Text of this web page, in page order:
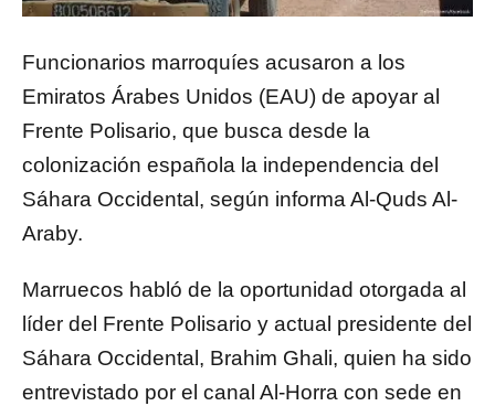
Funcionarios marroquíes acusaron a los
Emiratos Árabes Unidos (EAU) de apoyar al
Frente Polisario, que busca desde la
colonización española la independencia del
Sáhara Occidental, según informa Al-Quds Al-
Araby.
Marruecos habló de la oportunidad otorgada al
líder del Frente Polisario y actual presidente del
Sáhara Occidental, Brahim Ghali, quien ha sido
entrevistado por el canal Al-Horra con sede en